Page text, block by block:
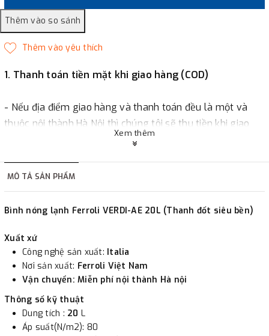
1. Thanh toán tiền mặt khi giao hàng (COD)
- Nếu địa điểm giao hàng và thanh toán đều là một và
thuộc nội thành Hà Nội thì chúng tôi sẽ thu tiền khi giao
hàng hoặc khách hàng đặt tiền trước một phần giá trị đơn
2. Thanh toán trực tiếp tại :
phường Cát Linh, quận Đống Đa, Hà Nội.
3. Chuyển khoản qua ngân hàng
- Nếu địa điểm giao hàng khác với địa điểm thanh toán
hoặc với những đơn đặt hàng ngoài nội thành Hà Nội.
Xem thêm
MÔ TẢ SẢN PHẨM
Bình nóng lạnh Ferroli VERDI-AE 20L (Thanh đốt siêu bền)
Xuất xứ
Công nghệ sản xuất: Italia
Nơi sản xuất: Ferroli Việt Nam
Vận chuyển: Miễn phí nội thành Hà nội
Thông số kỹ thuật
Dung tích : 20 L
Áp suất(N/m2): 80